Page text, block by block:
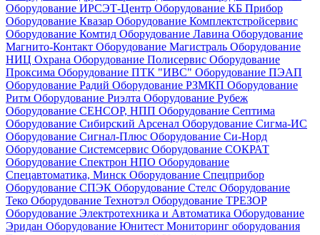
Оборудование ИРСЭТ-Центр Оборудование КБ Прибор
Оборудование Квазар Оборудование Комплектстройсервис
Оборудование Комтид Оборудование Лавина Оборудование
Магнито-Контакт Оборудование Магистраль Оборудование
НИЦ Охрана Оборудование Полисервис Оборудование
Проксима Оборудование ПТК "ИВС" Оборудование ПЭАП
Оборудование Радий Оборудование РЗМКП Оборудование
Ритм Оборудование Риэлта Оборудование Рубеж
Оборудование СЕНСОР, НПП Оборудование Септима
Оборудование Сибирский Арсенал Оборудование Сигма-ИС
Оборудование Сигнал-Плюс Оборудование Си-Норд
Оборудование Системсервис Оборудование СОКРАТ
Оборудование Спектрон НПО Оборудование
Спецавтоматика, Минск Оборудование Спецприбор
Оборудование СПЭК Оборудование Стелс Оборудование
Теко Оборудование Технотэл Оборудование ТРЕЗОР
Оборудование Электротехника и Автоматика Оборудование
Эридан Оборудование Юнитест Мониторинг оборудования